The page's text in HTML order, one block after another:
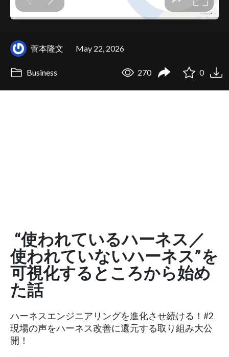
菅本隆文 May 22, 2026
Business 270 0
“使われているハーネス／
使われていないハーネス”を
可視化するところから始め
た話
ハーネスエンジニアリングを進化させ続ける！#2
現場の声をハーネス改善に還元する取り組み大公
開！